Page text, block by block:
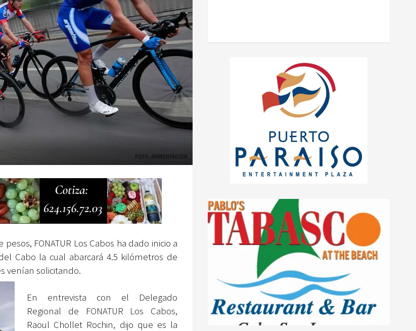
FOTO: AMBIENTACIÓN
FONATUR Los Cabos ha dado inicio a
Cabo la cual abarcará 4.5 kilómetros de
venían solicitando.
En entrevista con el Delegado
Regional de FONATUR Los Cabos,
Raoul Chollet Rochin, dijo que es la